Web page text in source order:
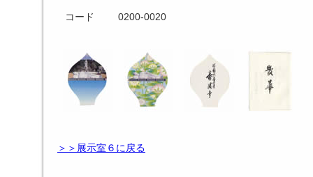
コード 0200-0020
＞＞展示室６に戻る